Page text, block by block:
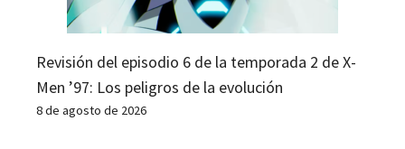
Revisión del episodio 6 de la temporada 2 de X-
Men ’97: Los peligros de la evolución
8 de agosto de 2026